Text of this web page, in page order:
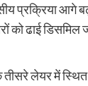
प्रक्रिया
को ढाई
तीसरे लेयर में